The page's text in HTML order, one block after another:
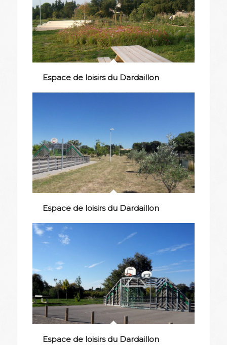
Espace de loisirs du Dardaillon
Espace de loisirs du Dardaillon
Espace de loisirs du Dardaillon